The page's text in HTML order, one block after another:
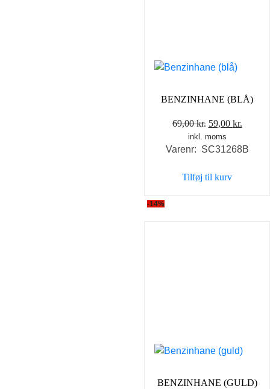
BENZINHANE (BLÅ)
69,00kr. Den
oprindelige
pris
69,00 kr..
59,00 kr.
pris
inkl. moms
Varenr: SC31268B
Tilføj til kurv
-14%
BENZINHANE (GULD)